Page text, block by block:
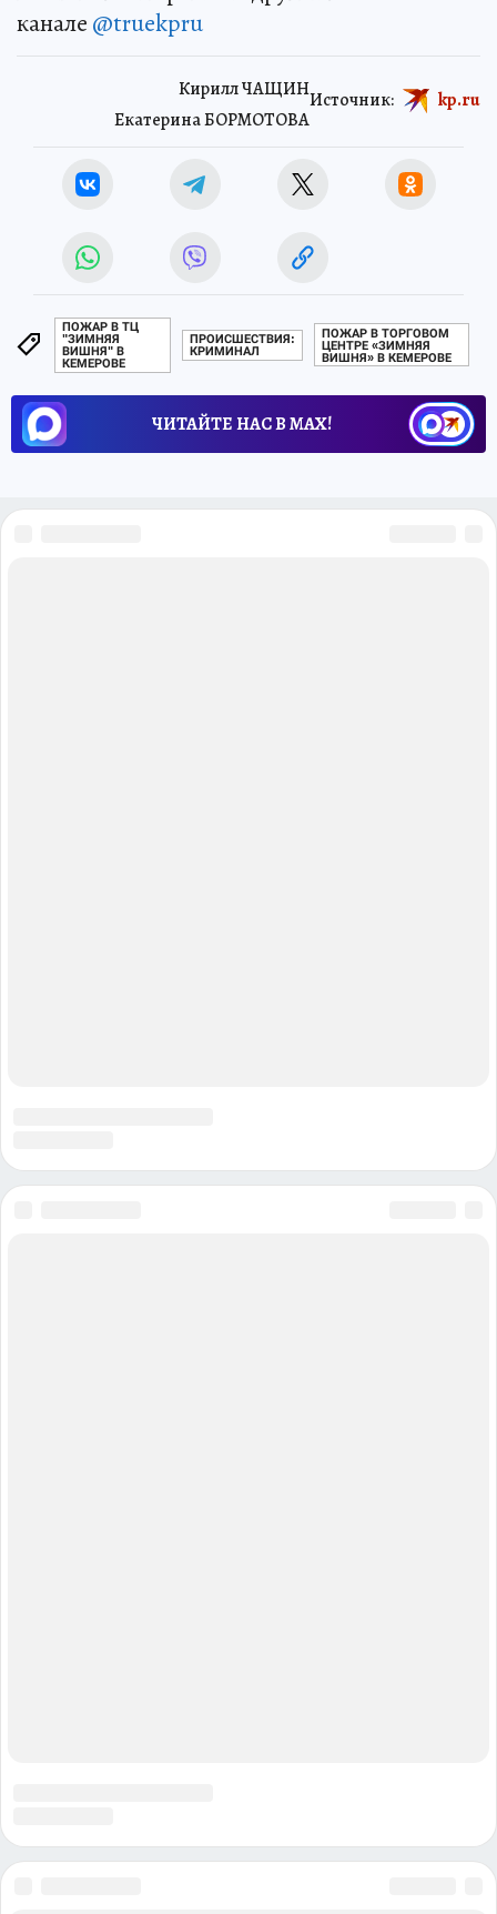
канале @truekpru
Кирилл ЧАЩИН
Екатерина БОРМОТОВА
Источник: kp.ru
ПОЖАР В ТЦ
"ЗИМНЯЯ
ВИШНЯ" В
КЕМЕРОВЕ
ПРОИСШЕСТВИЯ:
КРИМИНАЛ
ПОЖАР В ТОРГОВОМ
ЦЕНТРЕ «ЗИМНЯЯ
ВИШНЯ» В КЕМЕРОВЕ
ЧИТАЙТЕ НАС В МАХ!